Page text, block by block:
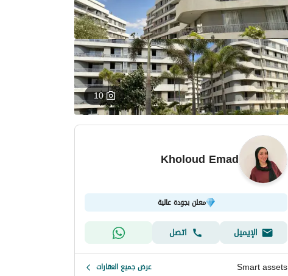
10
Kholoud Emad
معلن بجودة عالية
الإيميل اتصل
Smart assets عرض جميع العقارات